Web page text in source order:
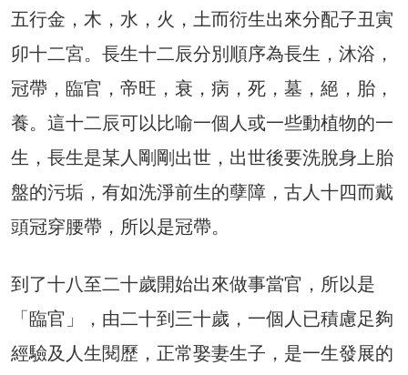
五行金，木，水，火，土而衍生出來分配子丑寅
卯十二宮。長生十二辰分別順序為長生，沐浴，
冠帶，臨官，帝旺，衰，病，死，墓，絕，胎，
養。這十二辰可以比喻一個人或一些動植物的一
生，長生是某人剛剛出世，出世後要洗脫身上胎
盤的污垢，有如洗淨前生的孽障，古人十四而戴
頭冠穿腰帶，所以是冠帶。
到了十八至二十歲開始出來做事當官，所以是
「臨官」，由二十到三十歲，一個人已積慮足夠
經驗及人生閱歷，正常娶妻生子，是一生發展的